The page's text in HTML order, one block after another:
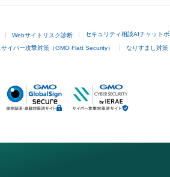
Webサイトリスク診断 セキュリティ相談AIチャットボ
サイバー攻撃対策（GMO Flatt Security） なりすまし対策